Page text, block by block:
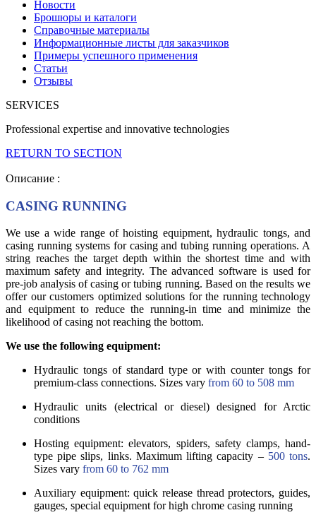
Новости
Брошюры и каталоги
Справочные материалы
Информационные листы для заказчиков
Примеры успешного применения
Статьи
Отзывы
SERVICES
Professional expertise and innovative technologies
RETURN TO SECTION
Описание :
CASING RUNNING
We use a wide range of hoisting equipment, hydraulic tongs, and
casing running systems for casing and tubing running operations. A
string reaches the target depth within the shortest time and with
maximum safety and integrity. The advanced software is used for
pre-job analysis of casing or tubing running. Based on the results we
offer our customers optimized solutions for the running technology
and equipment to reduce the running-in time and minimize the
likelihood of casing not reaching the bottom.
We use the following equipment:
Hydraulic tongs of standard type or with counter tongs for
premium-class connections. Sizes vary from 60 to 508 mm
Hydraulic units (electrical or diesel) designed for Arctic
conditions
Hosting equipment: elevators, spiders, safety clamps, hand-
type pipe slips, links. Maximum lifting capacity – 500 tons.
Sizes vary from 60 to 762 mm
Auxiliary equipment: quick release thread protectors, guides,
gauges, special equipment for high chrome casing running